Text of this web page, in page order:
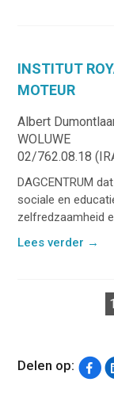
INSTITUT
MOTEUR
Albert
WOLUWE
02/762.08.18
DAGCENTRUM
sociale en
zelfredzaamheid
Lees verder →
1
Delen op: